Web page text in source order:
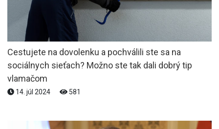
Cestujete na dovolenku a pochválili ste sa na
sociálnych sieťach? Možno ste tak dali dobrý tip
vlamačom
14. júl 2024 581